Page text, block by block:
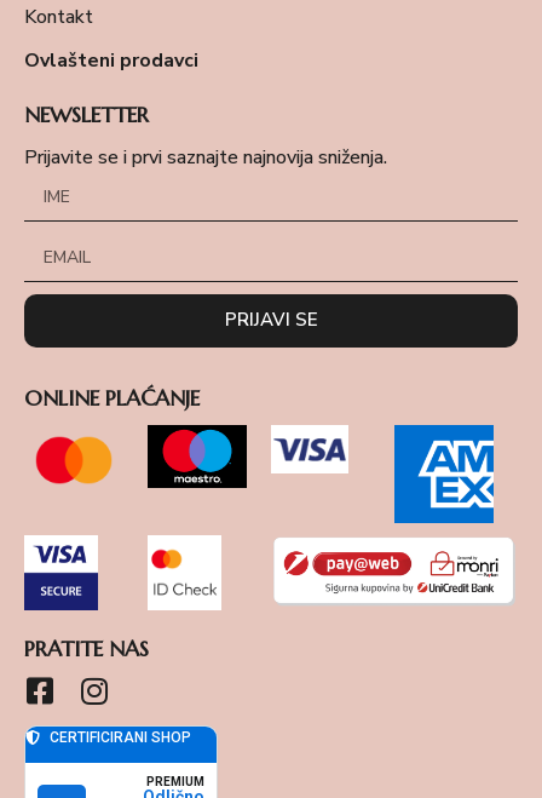
Kontakt
Ovlašteni prodavci
NEWSLETTER
Prijavite se i prvi saznajte najnovija sniženja.
PRIJAVI SE
ONLINE PLAĆANJE
PRATITE NAS